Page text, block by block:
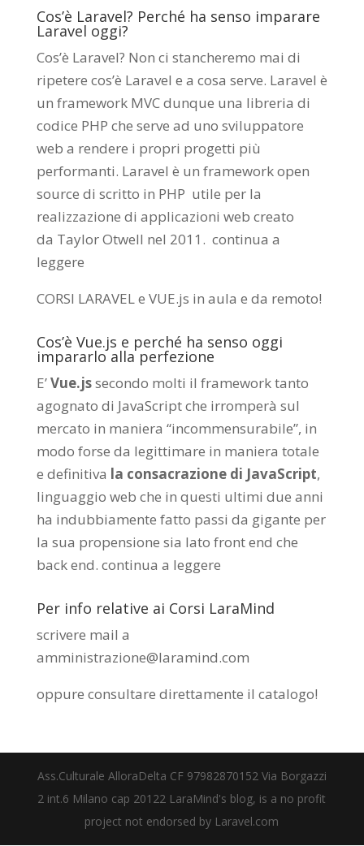
Cos’è Laravel? Perché ha senso imparare
Laravel oggi?
Cos’è Laravel? Non ci stancheremo mai di
ripetere cos’è Laravel e a cosa serve. Laravel è
un framework MVC dunque una libreria di
codice PHP che serve ad uno sviluppatore
web a rendere i propri progetti più
performanti. Laravel è un framework open
source di scritto in PHP utile per la
realizzazione di applicazioni web creato
da Taylor Otwell nel 2011. continua a
leggere
CORSI LARAVEL e VUE.js in aula e da remoto!
Cos’è Vue.js e perché ha senso oggi
impararlo alla perfezione
E’Vue.jssecondo molti il framework tanto
agognato di JavaScript che irromperà sul
mercato in maniera “incommensurabile”, in
modo forse da legittimare in maniera totale
e definitiva la consacrazione di JavaScript,
linguaggio web che in questi ultimi due anni
ha indubbiamente fatto passi da gigante per
la sua propensione sia lato front end che
back end. continua a leggere
Per info relative ai Corsi LaraMind
scrivere mail a
amministrazione@laramind.com
oppure consultare direttamente il catalogo!
Ass.Culturale AlloraDelta CF 97982870152 Via Borgazzi
2 int.6 Milano cap 20122 LaraMind's blog, is a no profit
project not endorsed by Laravel.com